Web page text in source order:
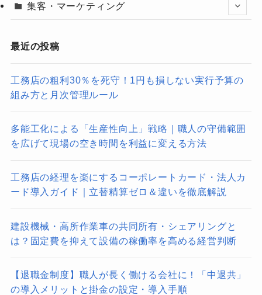
集客・マーケティング
最近の投稿
工務店の粗利30％を死守！1円も損しない実行予算の
組み方と月次管理ルール
多能工化による「生産性向上」戦略｜職人の守備範囲
を広げて現場の空き時間を利益に変える方法
工務店の経理を楽にするコーポレートカード・法人カ
ード導入ガイド｜立替精算ゼロ＆違いを徹底解説
建設機械・高所作業車の共同所有・シェアリングと
は？固定費を抑えて設備の稼働率を高める経営判断
【退職金制度】職人が長く働ける会社に！「中退共」
の導入メリットと掛金の設定・導入手順